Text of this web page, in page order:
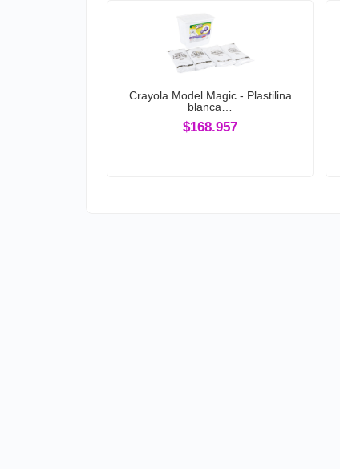
Crayola Model Magic - Plastilina
blanca…
$168.957